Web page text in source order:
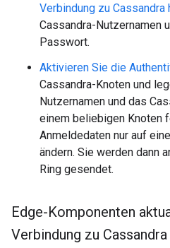
Verbindung zu Cassandra
Cassandra-Nutzernamen
Passwort.
Aktivieren Sie die
Cassandra-Knoten und
Nutzernamen und das
einem beliebigen Knoten
Anmeldedaten nur auf
ändern. Sie werden dann
Ring gesendet.
Edge-Komponenten
Verbindung zu